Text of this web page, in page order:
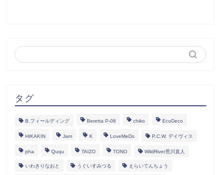
タグ
B.フィールディング Beretta P-08 chiko EcoDeco
HIKAKIN Jam K LoveMeDo P.C.W. デイヴィス
pha Ququ TAIZO TONO WildRiver荒川直人
いわきりなおと うぐいすみつる えらいてんちょう